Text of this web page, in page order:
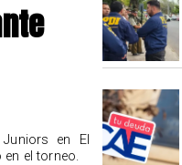
en El
el torneo.